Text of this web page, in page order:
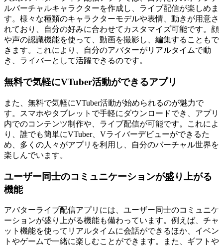
ルバーチャルキャラクターを作成し、ライブ配信が楽しめま
す。様々な種類のキャラクターモデルや表情、動きが用意さ
れており、自分の好みに合わせてカスタマイズ可能です。顔
や声の認識機能を使って、動画を撮影し、編集することもで
きます。これにより、自分のアバターがリアルタイムで動
き、ライバーとして活躍できるのです。
無料で気軽にVTuber活動ができるアプリ
また、無料で気軽にVTuber活動が始められるのが魅力で
す。スマホやタブレットで手軽にダウンロードでき、アプリ
内でのコンテンツ制作や、ライブ配信が可能です。これによ
り、誰でも簡単にVTuber、Vライバーデビューができるた
め、多くの人々がアプリを利用し、自分のバーチャル世界を
楽しんでいます。
ユーザー同士のコミュニケーションが盛り上がる
機能
アバターライブ配信アプリには、ユーザー同士のコミュニケ
ーションが盛り上がる機能も備わっています。例えば、チャ
ット機能を使ってリアルタイムに会話ができるほか、イベン
トやゲームで一緒に楽しむことができます。また、ギフトや